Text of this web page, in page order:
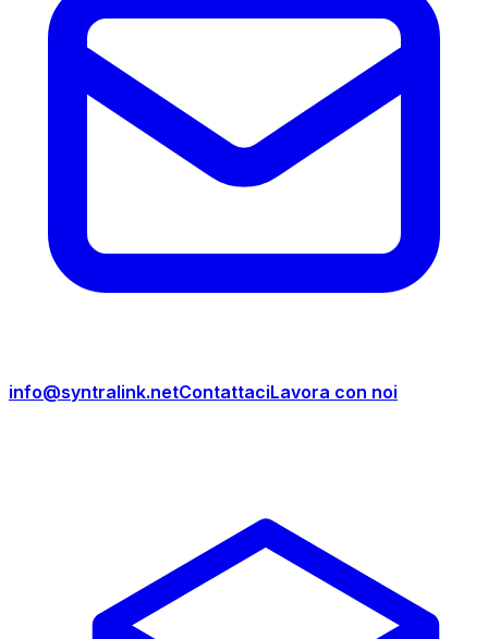
info@syntralink.netContattaciLavora con noi